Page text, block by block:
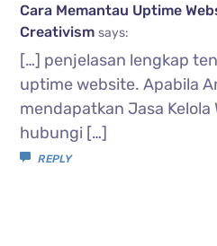
Cara Memantau Uptime
Creativism says:
[…] penjelasan lengkap
uptime website. Apabila
mendapatkan Jasa Kelola
hubungi […]
REPLY